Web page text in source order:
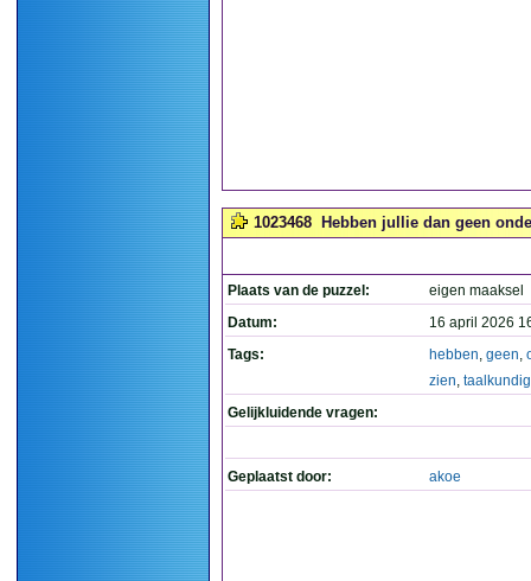
1023468 Hebben jullie dan geen
Plaats van de puzzel:
eigen maaksel
Datum:
16 april 2026
Tags:
hebben, geen,
zien, taalkundig
Gelijkluidende vragen:
Geplaatst door: akoe